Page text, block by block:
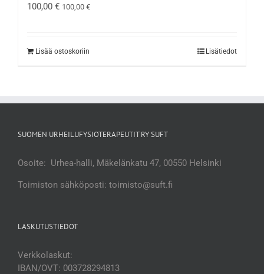
100,00 € 100,00 €
Lisää ostoskoriin Lisätiedot
SUOMEN URHEILUFYSIOTERAPEUTIT RY SUFT
Osoite: Urhea-halli, Mäkelänkatu 47, 00550 Helsinki
Toimiston sähköposti: toimisto@suft.fi
LASKUTUSTIEDOT
Verkkolaskut:
IBAN/OVT: 003728294813